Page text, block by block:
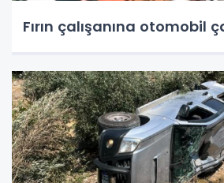
Fırın çalışanına otomobil